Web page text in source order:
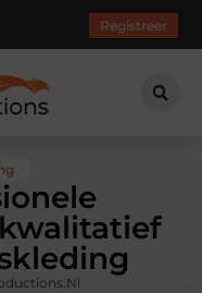
Registreer